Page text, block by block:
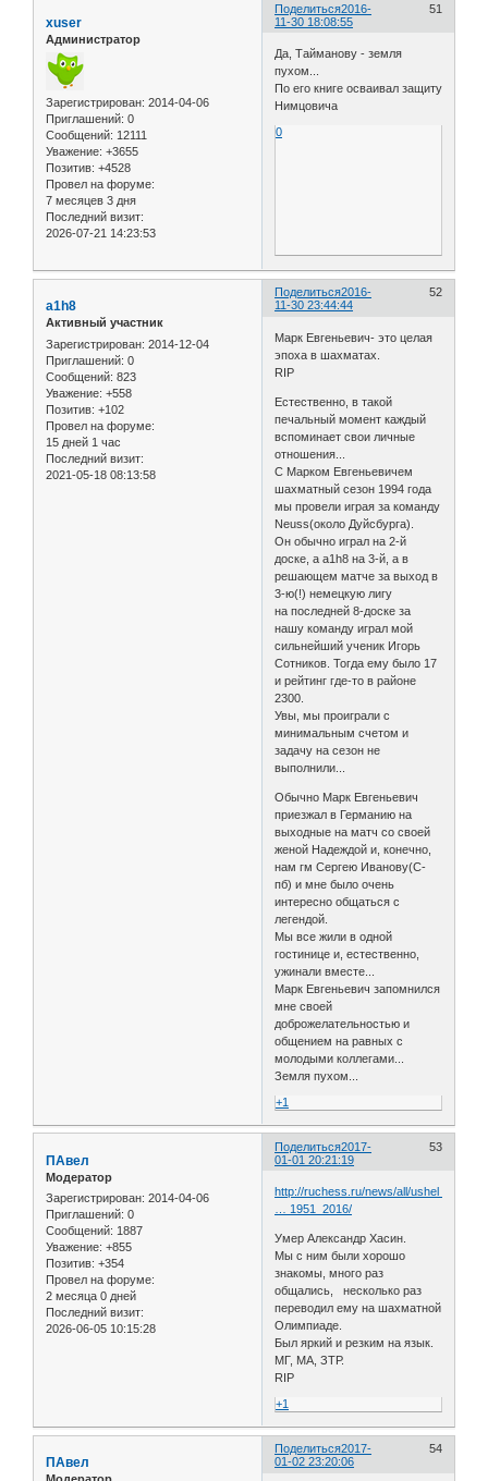
Поделиться 51
2016-
11-30 18:08:55
xuser
Администратор
Зарегистрирован: 2014-04-06
Приглашений: 0
Сообщений: 12111
Уважение: +3655
Позитив: +4528
Провел на форуме:
7 месяцев 3 дня
Последний визит:
2026-07-21 14:23:53
Да, Тайманову - земля
пухом...
По его книге осваивал защиту
Нимцовича
0
Поделиться 52
2016-
11-30 23:44:44
a1h8
Активный участник
Зарегистрирован: 2014-12-04
Приглашений: 0
Сообщений: 823
Уважение: +558
Позитив: +102
Провел на форуме:
15 дней 1 час
Последний визит:
2021-05-18 08:13:58
Марк Евгеньевич- это целая
эпоха в шахматах.
RIP
Естественно, в такой
печальный момент каждый
вспоминает свои личные
отношения...
С Марком Евгеньевичем
шахматный сезон 1994 года
мы провели играя за команду
Neuss(около Дуйсбурга).
Он обычно играл на 2-й
доске, а a1h8 на 3-й, а в
решающем матче за выход в
3-ю(!) немецкую лигу
на последней 8-доске за
нашу команду играл мой
сильнейший ученик Игорь
Сотников. Тогда ему было 17
и рейтинг где-то в районе
2300.
Увы, мы проиграли с
минимальным счетом и
задачу на сезон не
выполнили...
Обычно Марк Евгеньевич
приезжал в Германию на
выходные на матч со своей
женой Надеждой и, конечно,
нам гм Сергею Иванову(С-
пб) и мне было очень
интересно общаться с
легендой.
Мы все жили в одной
гостинице и, естественно,
ужинали вместе...
Марк Евгеньевич запомнился
мне своей
доброжелательностью и
общением на равных с
молодыми коллегами...
Земля пухом...
+1
Поделиться 53
2017-
01-01 20:21:19
ПАвел
Модератор
Зарегистрирован: 2014-04-06
Приглашений: 0
Сообщений: 1887
Уважение: +855
Позитив: +354
Провел на форуме:
2 месяца 0 дней
Последний визит:
2026-06-05 10:15:28
http://ruchess.ru/news/all/ushel_iz_zhi
… 1951_2016/
Умер Александр Хасин.
Мы с ним были хорошо
знакомы, много раз
общались, несколько раз
переводил ему на шахматной
Олимпиаде.
Был яркий и резким на язык.
МГ, МА, ЗТР.
RIP
+1
Поделиться 54
2017-
01-02 23:20:06
ПАвел